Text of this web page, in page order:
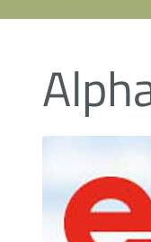
Minis & Co.